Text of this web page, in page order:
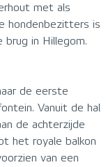
met als
hondenbezitters is
in Hillegom.
de eerste
Vanuit de hal
de achterzijde
het royale balkon
van een